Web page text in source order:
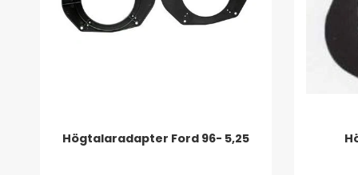
Högtalaradapter Ford 96- 5,25